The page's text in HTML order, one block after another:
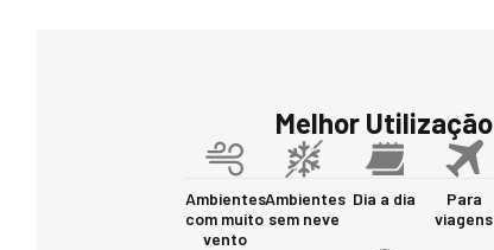
Melhor Utilização
Ambientes
com muito
vento
Ambientes
sem neve
Dia a dia
Para
viagens